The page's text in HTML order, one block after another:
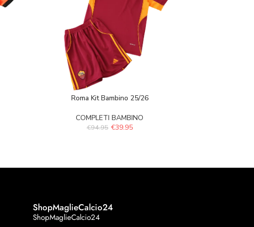
Roma Kit Bambino 25/26
COMPLETI BAMBINO
€94.95 €39.95
ShopMaglieCalcio24
ShopMaglieCalcio24